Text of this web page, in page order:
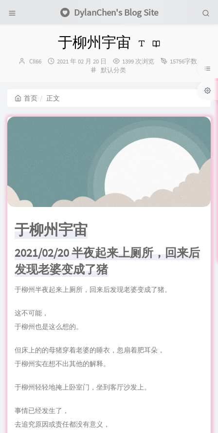
DylanChen's Blog Site
于柳州宇宙
博
Cll66
发
2021 年 02 月 20 日 1399 次浏览
15756字数
分
默认分类
首页 正文
于柳州宇宙
2021/02/20 半夜起来上厕所，回来后
发现老婆变成了猪
于柳州半夜起来上厕所，回来后发现老婆变成了猪。
这不可能，
于柳州也是这么想的。
但床上的的母猪穿着老婆的睡衣，忽扇着肥耳朵，
于柳州实在想不出其他的解释。
于柳州轻轻地掩上卧室门，坐到客厅沙发上。
事情已经发生了，
去追究原因或责任都没有意义，